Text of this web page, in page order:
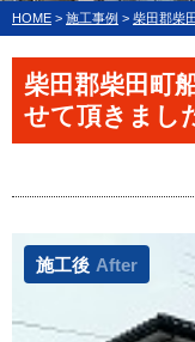
HOME > 施工事例 > 柴田郡柴
柴田郡柴田町
せて頂きまし
施工後 After